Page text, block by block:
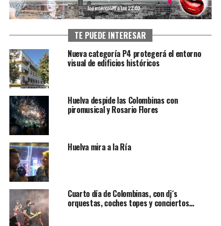
TE PUEDE INTERESAR
Nueva categoría P4 protegerá el entorno
visual de edificios históricos
Huelva despide las Colombinas con
piromusical y Rosario Flores
Huelva mira a la Ría
Cuarto día de Colombinas, con dj´s
orquestas, coches topes y conciertos…